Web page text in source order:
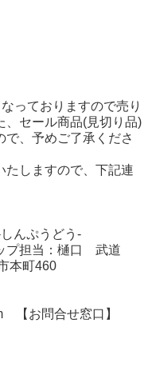
っておりますので売り
、セール商品(見切り品)
、予めご了承くださ
たしますので、下記連
んぷうどう-
担当：樋口 武道
本町460
【お問合せ窓口】